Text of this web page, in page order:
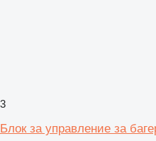
3
Блок за управление за